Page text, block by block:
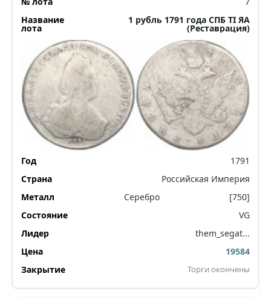
1 рубль 1791 года СПБ ТI ЯА
(Реставрация)
1791
Российская Империя
Серебро
[750]
VG
them_segat...
19584
Торги окончены